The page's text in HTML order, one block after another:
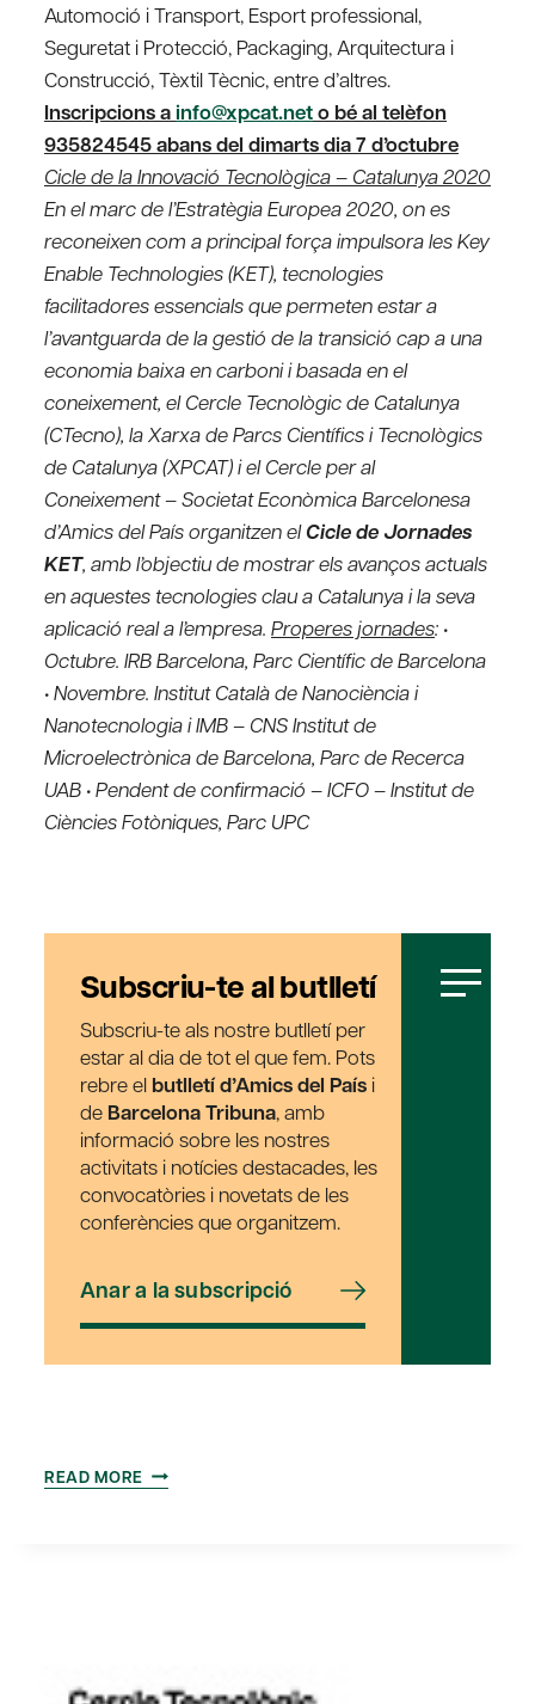
Automoció i Transport, Esport professional,
Seguretat i Protecció, Packaging, Arquitectura i
Construcció, Tèxtil Tècnic, entre d’altres.
Inscripcions ainfo@xpcat.neto bé al telèfon
935824545 abans del dimarts dia 7 d’octubre
Cicle de la Innovació Tecnològica – Catalunya 2020
En el marc de l’Estratègia Europea 2020, on es
reconeixen com a principal força impulsora les Key
Enable Technologies (KET), tecnologies
facilitadores essencials que permeten estar a
l’avantguarda de la gestió de la transició cap a una
economia baixa en carboni i basada en el
coneixement, el Cercle Tecnològic de Catalunya
(CTecno), la Xarxa de Parcs Científics i Tecnològics
de Catalunya (XPCAT) i el Cercle per al
Coneixement – Societat Econòmica Barcelonesa
d’Amics del País organitzen elCicle de Jornades
KET, amb l’objectiu de mostrar els avanços actuals
en aquestes tecnologies clau a Catalunya i la seva
aplicació real a l’empresa. Properes jornades: •
Octubre. IRB Barcelona, Parc Científic de Barcelona
• Novembre. Institut Català de Nanociència i
Nanotecnologia i IMB – CNS Institut de
Microelectrònica de Barcelona, Parc de Recerca
UAB • Pendent de confirmació – ICFO – Institut de
Ciències Fotòniques, Parc UPC
Subscriu-te al butlletí
Subscriu-te als nostre butlletí per
estar al dia de tot el que fem. Pots
rebre el butlletí d’Amics del País i
de Barcelona Tribuna, amb
informació sobre les nostres
activitats i notícies destacades, les
convocatòries i novetats de les
conferències que organitzem.
Anar a la subscripció
READ MORE VISITA